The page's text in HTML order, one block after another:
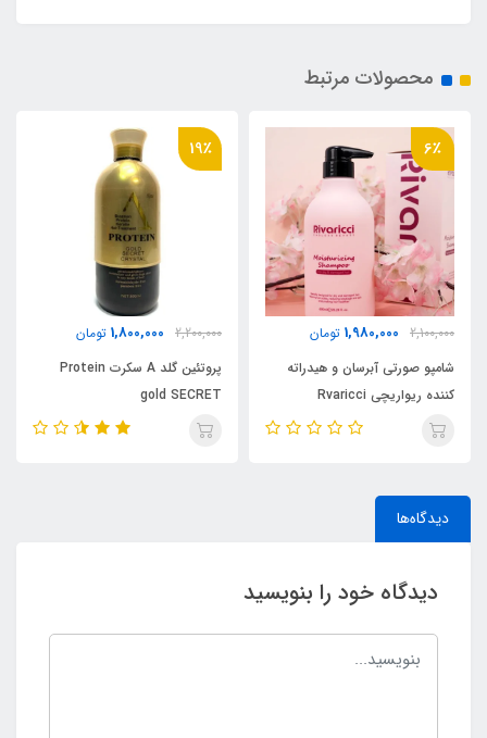
محصولات مرتبط
19٪
2,200,000
1,800,000
پروتئین گلد A سکرت Protein
gold SECRET
3,280,000 تومان
protein brazilian style
دیدگاه‌ها
دیدگاه خود را بنویسید